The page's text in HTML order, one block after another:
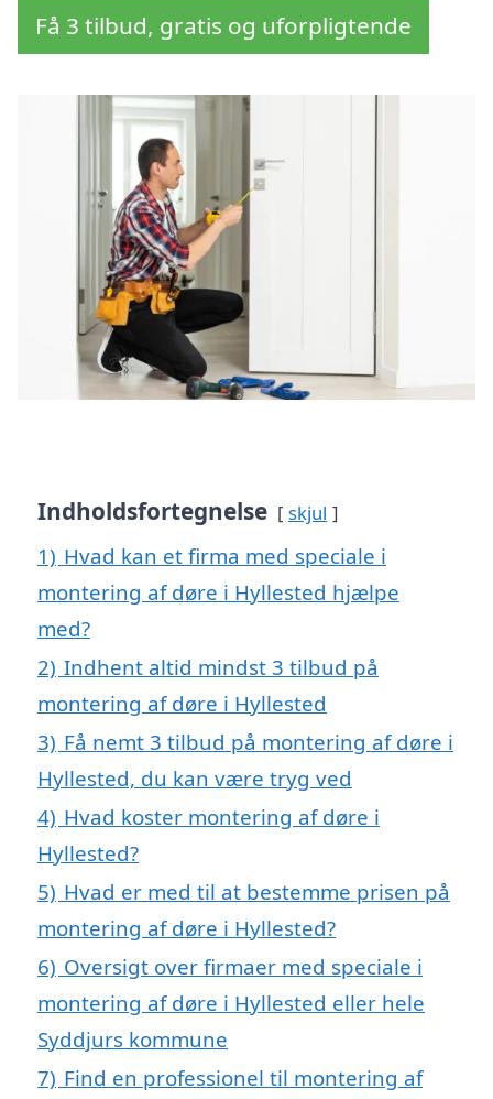
Få 3 tilbud, gratis og uforpligtende
Indholdsfortegnelse skjul
1) Hvad kan et firma med speciale i
montering af døre i Hyllested hjælpe
med?
2) Indhent altid mindst 3 tilbud på
montering af døre i Hyllested
3) Få nemt 3 tilbud på montering af døre i
Hyllested, du kan være tryg ved
4) Hvad koster montering af døre i
Hyllested?
5) Hvad er med til at bestemme prisen på
montering af døre i Hyllested?
6) Oversigt over firmaer med speciale i
montering af døre i Hyllested eller hele
Syddjurs kommune
7) Find en professionel til montering af